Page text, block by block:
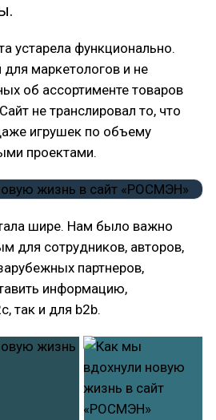
устарела функционально.
маркетологов и не
об ассортименте товаров
не транслировал то, что
игрушек по объему
проектами.
шире. Нам было важно
для сотрудников, авторов,
партнеров,
информацию,
так и для b2b.